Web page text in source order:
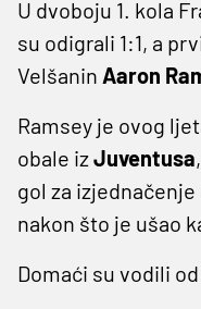
U dvoboju 1. kola
su odigrali 1:1, a
Velšanin Aaron
Ramsey je ovog
obale izJuventusa
gol za
nakon što je ušao
Domaći su vodili